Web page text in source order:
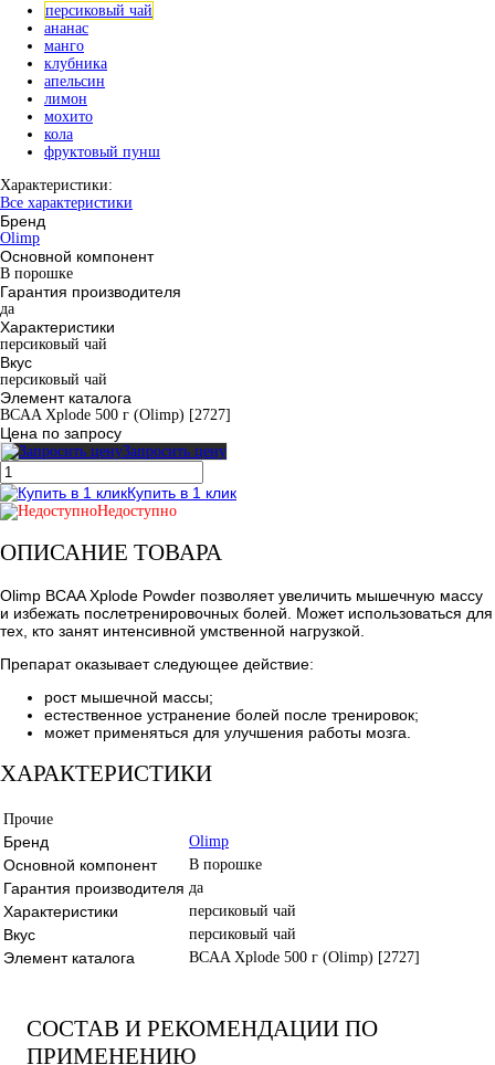
персиковый чай
ананас
манго
клубника
апельсин
лимон
мохито
кола
фруктовый пунш
Характеристики:
Все характеристики
Бренд
Olimp
Основной компонент
В порошке
Гарантия производителя
да
Характеристики
персиковый чай
Вкус
персиковый чай
Элемент каталога
BCAA Xplode 500 г (Olimp) [2727]
Цена по запросу
Запросить цену
Купить в 1 клик
Недоступно
ОПИСАНИЕ ТОВАРА
Olimp BCAA Xplode Powder позволяет увеличить мышечную массу
и избежать послетренировочных болей. Может использоваться для
тех, кто занят интенсивной умственной нагрузкой.
Препарат оказывает следующее действие:
рост мышечной массы;
естественное устранение болей после тренировок;
может применяться для улучшения работы мозга.
ХАРАКТЕРИСТИКИ
Прочие
Бренд Olimp
Основной компонент В порошке
Гарантия производителя да
Характеристики персиковый чай
Вкус персиковый чай
Элемент каталога BCAA Xplode 500 г (Olimp) [2727]
СОСТАВ И РЕКОМЕНДАЦИИ ПО
ПРИМЕНЕНИЮ